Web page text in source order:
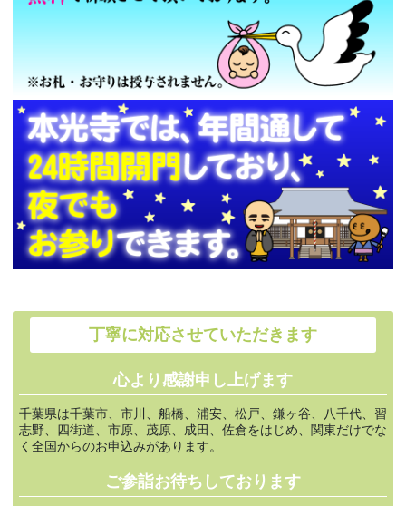
丁寧に対応させていただきます
心より感謝申し上げます
千葉県は千葉市、市川、船橋、浦安、松戸、鎌ヶ谷、八千代、習
志野、四街道、市原、茂原、成田、佐倉をはじめ、関東だけでな
く全国からのお申込みがあります。
ご参詣お待ちしております